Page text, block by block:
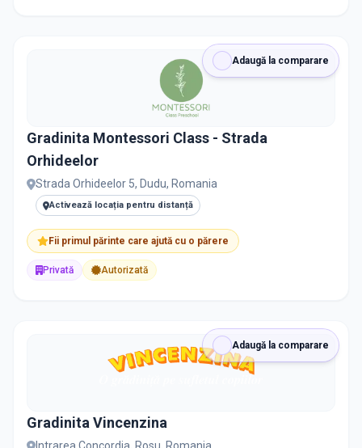
Adaugă la comparare
Gradinita Montessori Class - Strada
Orhideelor
Strada Orhideelor 5, Dudu, Romania
Activează locația pentru distanță
Fii primul părinte care ajută cu o părere
Privată Autorizată
Adaugă la comparare
Gradinita Vincenzina